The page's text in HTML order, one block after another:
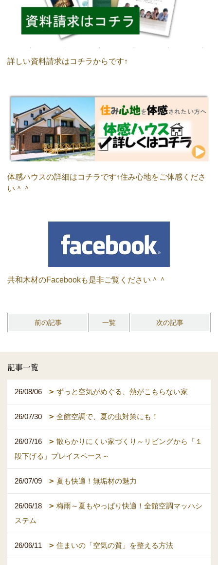
詳しい資料請求はコチラからです↑
体感ハウスの詳細はコチラです↑住み心地をご体感くださ
い＾＾
共和木材のFacebookも是非ご覧ください＾＾
前の記事 一覧 次の記事
記事一覧
26/08/06 ずっと空気がめぐる、熱がこもらない家
26/07/30 全館空調で、夏の虫対策にも！
26/07/16
散らかりにくい家づくり～リビングから「１
段下げる」プレイスペース～
26/07/09 夏も快適！無垢材の魅力
26/06/18
梅雨～夏もやっぱり快適！全館空調マッハシ
ステム
26/06/11 住まいの「空気の質」を整える方法